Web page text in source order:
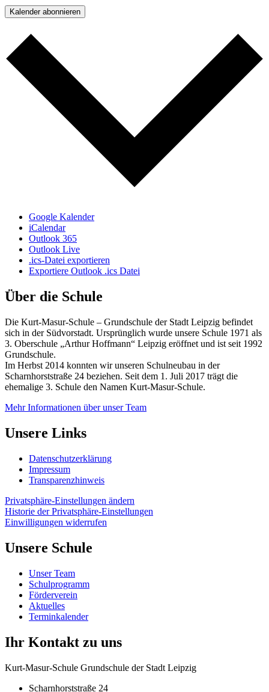
Kalender abonnieren
Google Kalender
iCalendar
Outlook 365
Outlook Live
.ics-Datei exportieren
Exportiere Outlook .ics Datei
Über die Schule
Die Kurt-Masur-Schule – Grundschule der Stadt Leipzig befindet
sich in der Südvorstadt. Ursprünglich wurde unsere Schule 1971 als
3. Oberschule „Arthur Hoffmann“ Leipzig eröffnet und ist seit 1992
Grundschule.
Im Herbst 2014 konnten wir unseren Schulneubau in der
Scharnhorststraße 24 beziehen. Seit dem 1. Juli 2017 trägt die
ehemalige 3. Schule den Namen Kurt-Masur-Schule.
Mehr Informationen über unser Team
Unsere Links
Datenschutzerklärung
Impressum
Transparenzhinweis
Privatsphäre-Einstellungen ändern
Historie der Privatsphäre-Einstellungen
Einwilligungen widerrufen
Unsere Schule
Unser Team
Schulprogramm
Förderverein
Aktuelles
Terminkalender
Ihr Kontakt zu uns
Kurt-Masur-Schule Grundschule der Stadt Leipzig
Scharnhorststraße 24